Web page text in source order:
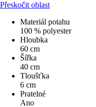
Přeskočit oblast
Materiál potahu
100 % polyester
Hloubka
60 cm
Šířka
40 cm
Tloušťka
6 cm
Pratelné
Ano